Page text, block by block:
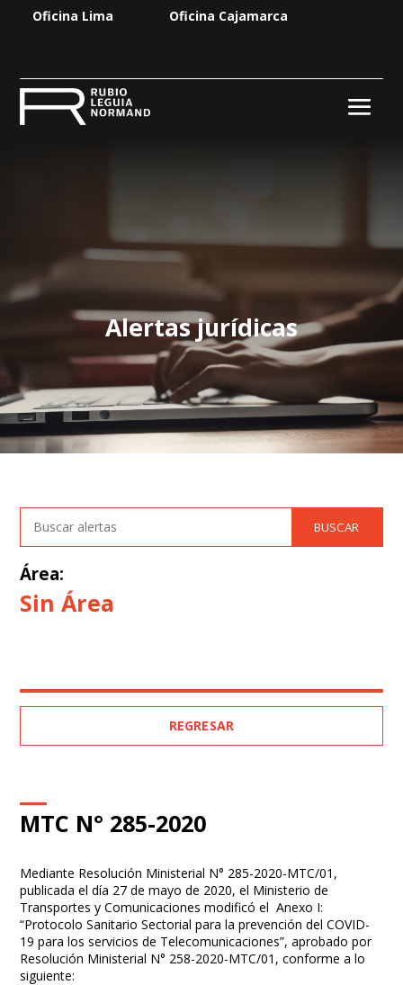
Oficina Lima Oficina Cajamarca
Alertas jurídicas
Área:
Sin Área
REGRESAR
MTC N° 285-2020
Mediante Resolución Ministerial N° 285-2020-MTC/01,
publicada el día 27 de mayo de 2020, el Ministerio de
Transportes y Comunicaciones modificó el Anexo I:
“Protocolo Sanitario Sectorial para la prevención del COVID-
19 para los servicios de Telecomunicaciones”, aprobado por
Resolución Ministerial N° 258-2020-MTC/01, conforme a lo
siguiente: